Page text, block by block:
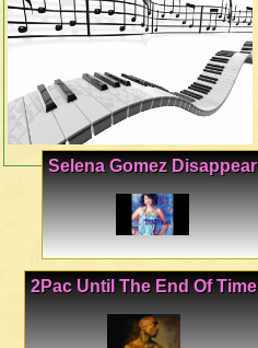
Selena Gomez Disappear
2Pac Until The End Of Time